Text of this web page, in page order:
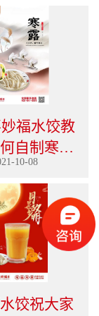
福水饺教
自制寒露
汤10-08
饺祝大家